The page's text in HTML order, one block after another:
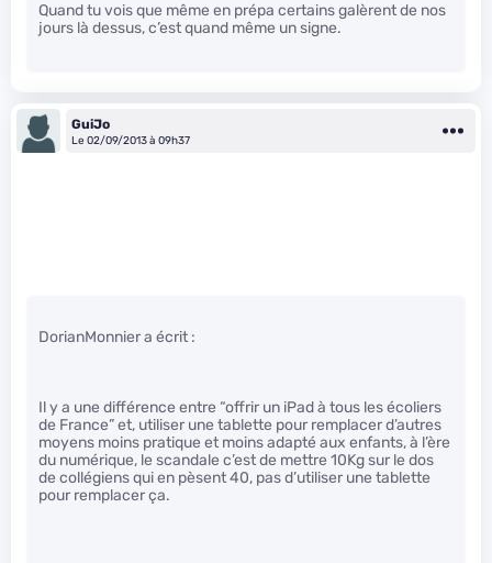
Quand tu vois que même en prépa certains galèrent de nos
jours là dessus, c’est quand même un signe.
GuiJo
Le 02/09/2013 à 09h37
DorianMonnier a écrit :
Il y a une différence entre “offrir un iPad à tous les écoliers
de France” et, utiliser une tablette pour remplacer d’autres
moyens moins pratique et moins adapté aux enfants, à l’ère
du numérique, le scandale c’est de mettre 10Kg sur le dos
de collégiens qui en pèsent 40, pas d’utiliser une tablette
pour remplacer ça.